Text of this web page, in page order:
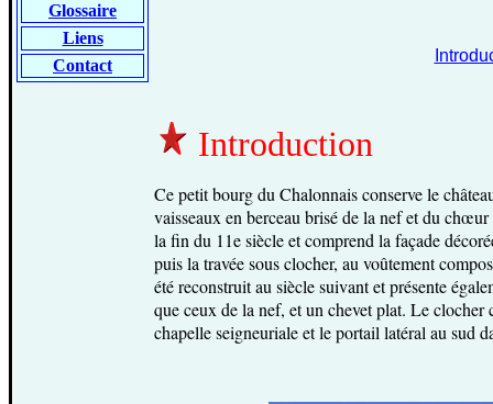
Glossaire
Liens
Contact
Introduction
Ce petit bourg du Chalonnais conserve le
vaisseaux en berceau brisé de la nef et du
la fin du 11e siècle et comprend la façade
puis la travée sous clocher, au voûtement
été reconstruit au siècle suivant et présente
que ceux de la nef, et un chevet plat. Le clocher
chapelle seigneuriale et le portail latéral au sud